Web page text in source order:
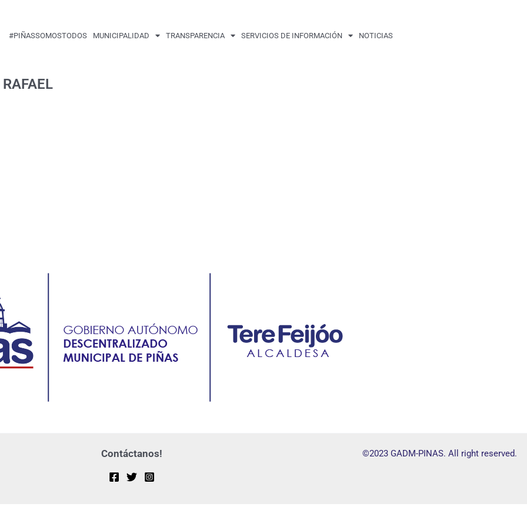
#PIÑASSOMOSTODOS MUNICIPALIDAD TRANSPARENCIA SERVICIOS DE INFORMACIÓN NOTICIAS
Contáctanos! ©2023 GADM-PINAS. All right reserved.